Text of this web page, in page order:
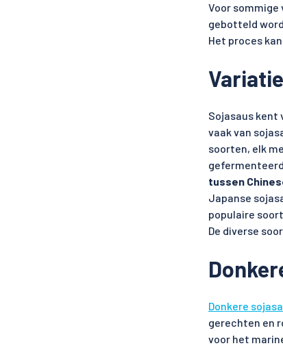
Voor
gebotteld
Het proces
Sojasaus kent
vaak van
soorten, elk
tussen
Japanse
populaire
De diverse
Donkere
gerechten en
voor het